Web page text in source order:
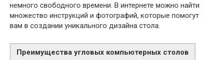
немного свободного времени. В интернете можно найти
множество инструкций и фотографий, которые помогут
вам в создании уникального дизайна стола.
Преимущества угловых компьютерных столов